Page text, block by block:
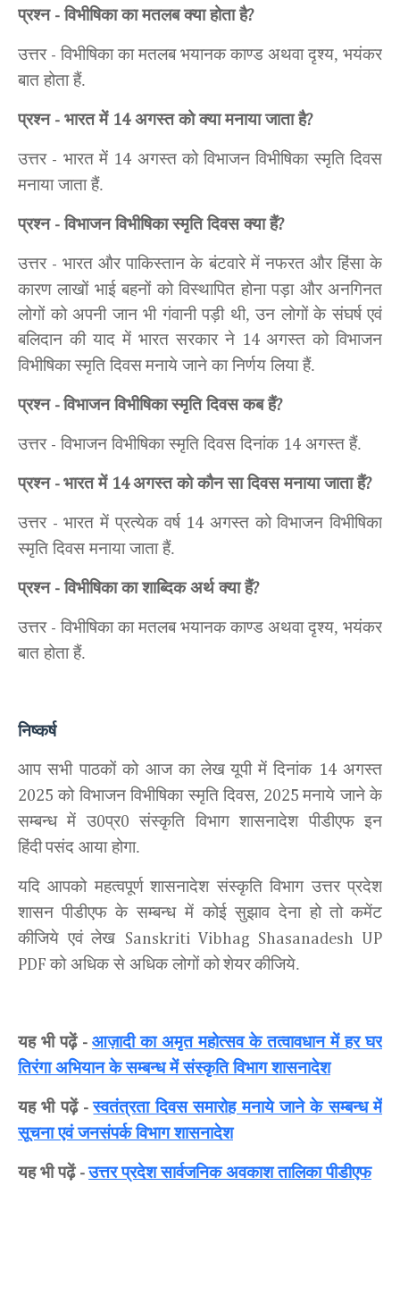
प्रश्न - विभीषिका का मतलब क्या होता है?
उत्तर - विभीषिका का मतलब भयानक काण्ड अथवा दृश्य, भयंकर
बात होता हैं.
प्रश्न - भारत में 14अगस्त को क्या मनाया जाता है?
उत्तर - भारत में 14 अगस्त को विभाजन विभीषिका स्मृति दिवस
मनाया जाता हैं.
प्रश्न - विभाजन विभीषिका स्मृति दिवस क्या हैं?
उत्तर - भारत और पाकिस्तान के बंटवारे में नफरत और हिंसा के
कारण लाखों भाई बहनों को विस्थापित होना पड़ा और अनगिनत
लोगों को अपनी जान भी गंवानी पड़ी थी, उन लोगों के संघर्ष एवं
बलिदान की याद में भारत सरकार ने 14 अगस्त को विभाजन
विभीषिका स्मृति दिवसमनाये जाने का निर्णय लिया हैं.
प्रश्न -विभाजन विभीषिका स्मृति दिवस कब हैं?
उत्तर - विभाजन विभीषिका स्मृति दिवस दिनांक 14 अगस्त हैं.
प्रश्न - भारत में 14अगस्त को कौन सा दिवस मनाया जाता हैं?
उत्तर - भारत में प्रत्येक वर्ष 14 अगस्त को विभाजन विभीषिका
स्मृति दिवस मनाया जाता हैं.
प्रश्न - विभीषिका का शाब्दिक अर्थ क्या हैं?
उत्तर - विभीषिका का मतलब भयानक काण्ड अथवा दृश्य, भयंकर
बात होता हैं.
निष्कर्ष
आप सभी पाठकों को आज का लेख यूपी में दिनांक 14अगस्त
2025 को विभाजन विभीषिका स्मृति दिवस, 2025मनाये जाने के
सम्बन्ध में उ0प्र0 संस्कृति विभाग शासनादेश पीडीएफ इन
हिंदीपसंद आया होगा.
यदि आपको महत्वपूर्ण शासनादेश संस्कृति विभाग उत्तर प्रदेश
शासन पीडीएफ के सम्बन्ध में कोई सुझाव देना हो तो कमेंट
कीजिये एवं लेख
Sanskriti Vibhag Shasanadesh UP
PDF को अधिक से अधिक लोगों कोशेयरकीजिये.
यह भी पढ़ें - आज़ादी का अमृत महोत्सव के तत्वावधान में हर घर
तिरंगा अभियान के सम्बन्ध में संस्कृति विभाग शासनादेश
यह भी पढ़ें -स्वतंत्रता दिवस समारोह मनाये जाने के सम्बन्ध में
सूचना एवं जनसंपर्क विभाग शासनादेश
यह भी पढ़ें -उत्तर प्रदेश सार्वजनिक अवकाश तालिका पीडीएफ